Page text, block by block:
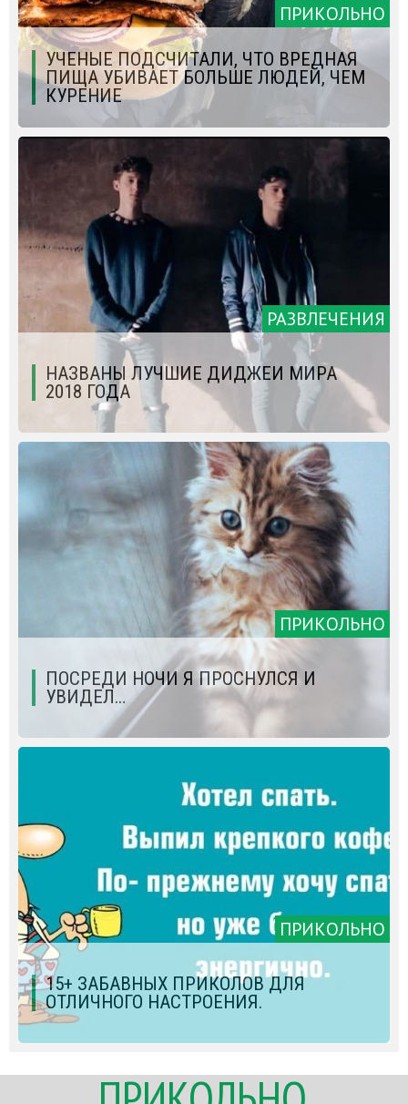
ПРИКОЛЬНО
УЧЕНЫЕ ПОДСЧИТАЛИ, ЧТО ВРЕДНАЯ
ПИЩА УБИВАЕТ БОЛЬШЕ ЛЮДЕЙ, ЧЕМ
КУРЕНИЕ
РАЗВЛЕЧЕНИЯ
НАЗВАНЫ ЛУЧШИЕ ДИДЖЕИ МИРА
2018 ГОДА
ПРИКОЛЬНО
ПОСРЕДИ НОЧИ Я ПРОСНУЛСЯ И
УВИДЕЛ…
ПРИКОЛЬНО
15+ ЗАБАВНЫХ ПРИКОЛОВ ДЛЯ
ОТЛИЧНОГО НАСТРОЕНИЯ.